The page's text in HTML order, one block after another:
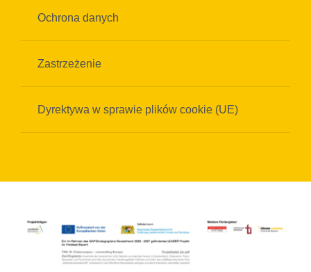
Ochrona danych
Zastrzeżenie
Dyrektywa w sprawie plików cookie (UE)